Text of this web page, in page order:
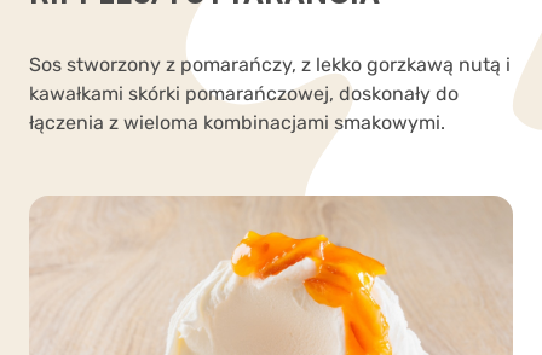
Sos stworzony z pomarańczy, z lekko gorzkawą nutą i
kawałkami skórki pomarańczowej, doskonały do
łączenia z wieloma kombinacjami smakowymi.